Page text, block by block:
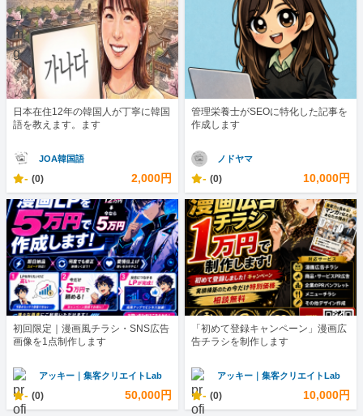
日本在住12年の韓国人が丁寧に韓国
語を教えます。ます
JOA韓国語
- (0) 2,000円
管理栄養士がSEOに特化した記事を
作成します
ノドヤマ
- (0) 10,000円
初回限定｜漫画風チラシ・SNS広告
画像を1点制作します
アッキー｜集客クリエイトLab
- (0) 50,000円
「初めて登録キャンペーン」漫画広
告チラシを制作します
アッキー｜集客クリエイトLab
- (0) 10,000円